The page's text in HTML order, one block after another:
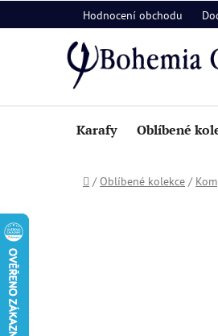
na
Hodnocení obchodu
Karafy Oblíbené
Domů
/ Oblíbené kolekce /